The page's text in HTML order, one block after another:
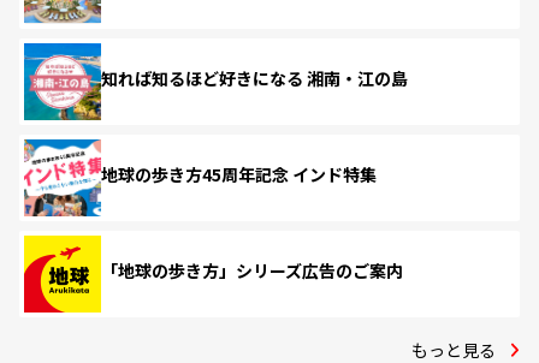
知れば知るほど好きになる 湘南・江の島
地球の歩き方45周年記念 インド特集
「地球の歩き方」シリーズ広告のご案内
もっと見る